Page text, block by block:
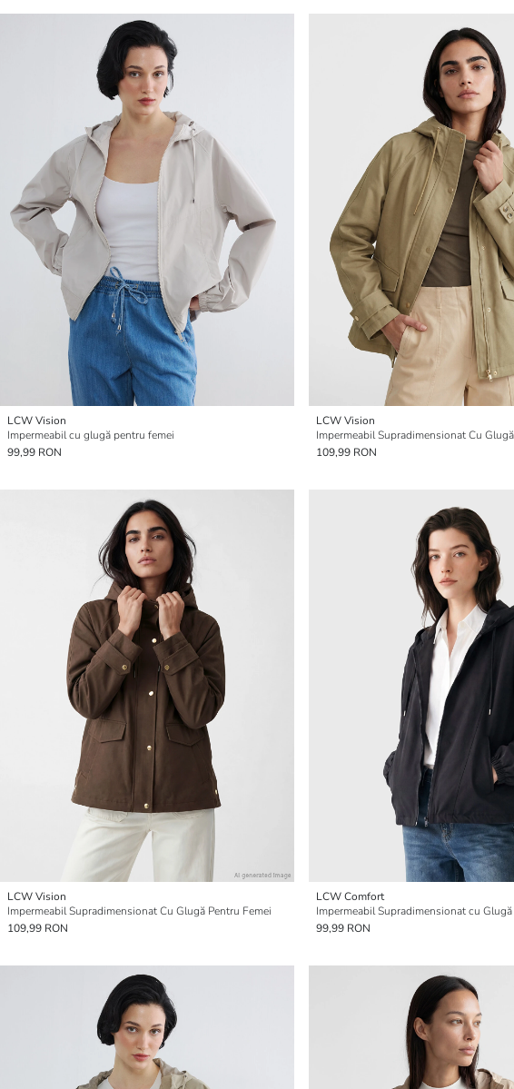
LCW Vision
Impermeabil cu glugă pentru femei
99,99 RON
LCW Vision
Impermeabil Supradimensionat Cu
109,99 RON
LCW Vision
Impermeabil Supradimensionat Cu Glugă Pentru Femei
109,99 RON
LCW Comfort
Impermeabil Supradimensionat cu Glugă
99,99 RON